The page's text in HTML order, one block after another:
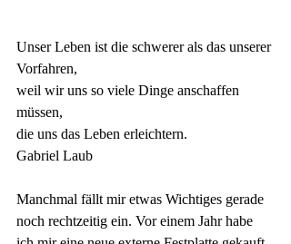
Unser Leben ist die schwerer als das unserer
Vorfahren,
weil wir uns so viele Dinge anschaffen
müssen,
die uns das Leben erleichtern.
Gabriel Laub
Manchmal fällt mir etwas Wichtiges gerade
noch rechtzeitig ein. Vor einem Jahr habe